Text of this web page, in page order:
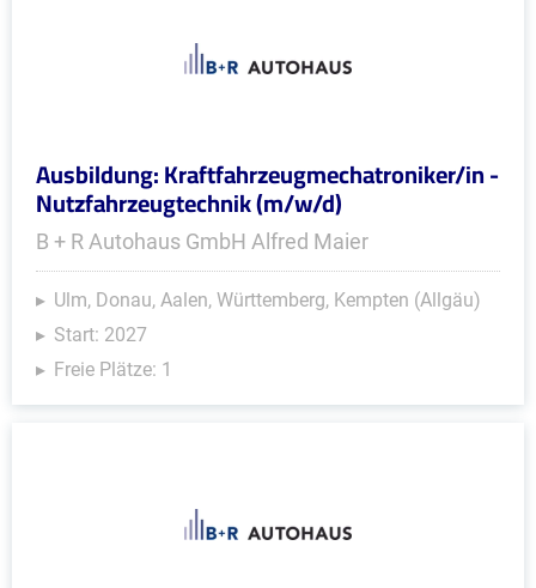
Ausbildung: Kraftfahrzeugmechatroniker/in -
Nutzfahrzeugtechnik (m/w/d)
B + R Autohaus GmbH Alfred Maier
Ulm, Donau, Aalen, Württemberg, Kempten (Allgäu)
Start: 2027
Freie Plätze: 1